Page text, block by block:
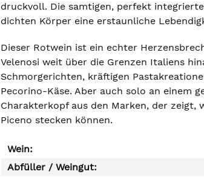
druckvoll. Die samtigen, perfekt
dichten Körper eine erstaunliche
Dieser Rotwein ist ein echter
Velenosi weit über die Grenzen Italiens
Schmorgerichten, kräftigen
Pecorino-Käse. Aber auch solo an einem
Charakterkopf aus den Marken, der
Piceno stecken können.
Wein:
Abfüller / Weingut: